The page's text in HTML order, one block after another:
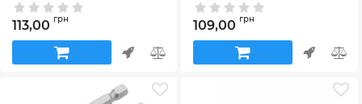
113,00 грн 109,00 грн